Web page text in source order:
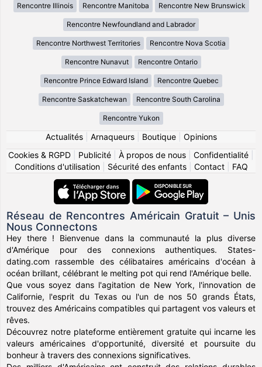
Rencontre Illinois Rencontre Manitoba Rencontre New Brunswick
Rencontre Newfoundland and Labrador
Rencontre Northwest Territories Rencontre Nova Scotia
Rencontre Nunavut Rencontre Ontario
Rencontre Prince Edward Island Rencontre Quebec
Rencontre Saskatchewan Rencontre South Carolina
Rencontre Yukon
Actualités| Arnaqueurs| Boutique| Opinions
Cookies & RGPD
Publicité À propos de nous Confidentialité
Conditions d'utilisation| Sécurité des enfants| Contact| FAQ
Réseau de Rencontres Américain Gratuit – Unis
Nous Connectons
Hey there ! Bienvenue dans la communauté la plus diverse
d'Amérique pour des connexions authentiques. States-
dating.com rassemble des célibataires américains d'océan à
océan brillant, célébrant le melting pot qui rend l'Amérique belle.
Que vous soyez dans l'agitation de New York, l'innovation de
Californie, l'esprit du Texas ou l'un de nos 50 grands États,
trouvez des Américains compatibles qui partagent vos valeurs et
rêves.
Découvrez notre plateforme entièrement gratuite qui incarne les
valeurs américaines d'opportunité, diversité et poursuite du
bonheur à travers des connexions significatives.